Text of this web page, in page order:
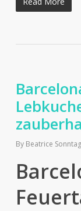
By Beatrice Sonntag